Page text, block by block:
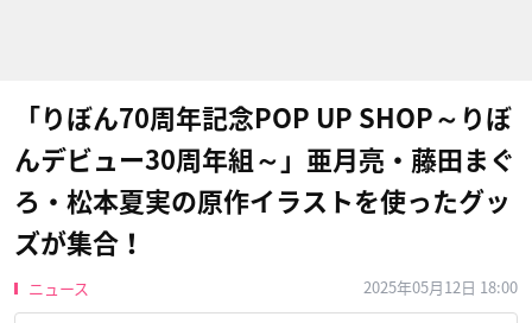
「りぼん70周年記念POP UP SHOP～りぼ
んデビュー30周年組～」亜月亮・藤田まぐ
ろ・松本夏実の原作イラストを使ったグッ
ズが集合！
ニュース 2025年05月12日 18:00